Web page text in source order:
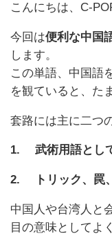
こんにちは、C-
今回は便利な中国
します。
この単語、中国語
を観ていると、た
套路には主に二つ
1. 武術用語とし
2. トリック、罠
中国人や台湾人と
目の意味としてよ